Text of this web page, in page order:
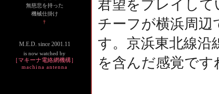
無慈悲を持った
機械仕掛け
†
M.E.D. since 2001.11
is now watched by
［マキーナ電絡網機構］
machina antenna
君望をプレイし
チーフが横浜周
す。京浜東北線沿
を含んだ感覚です